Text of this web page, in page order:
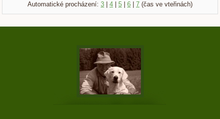
Automatické procházení: 3 4 5 6 7 (čas ve vteřinách)